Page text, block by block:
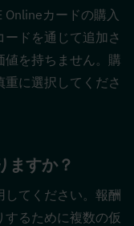
Onlineカードの購入
ドを通じて追加さ
値を持ちません。購
に選択してくださ
ますか？
てください。報酬
るために複数の仮